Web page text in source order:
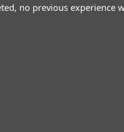
no previous experience